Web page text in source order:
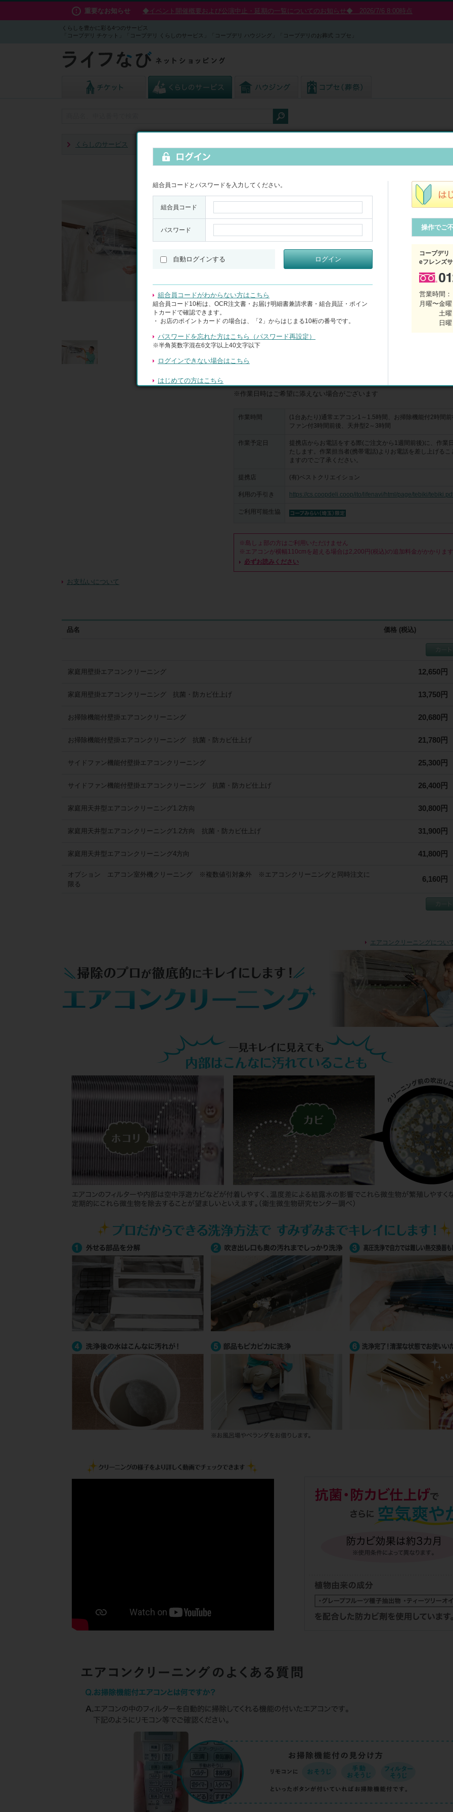
重要なお知らせ ◆イベント開催概要および公演中止・延期の一覧についてのお知らせ◆ 2026/7/6 8:00時点
くらしを豊かに彩る4つのサービス
「コープデリ チケット」「コープデリ くらしのサービス」「コープデリ ハウジング」「コープデリのお葬式 コプセ」
くらしのサービス
◆エアコン内のカビは冷房(結露)により発生します。吹き出し口をご確
家庭用エアコンクリーニング
※この時期は混み合うため、作業日・時間がご希望にそえない場合がござ
【2台申し込みで1台あたり1,100円引、3台以上申し込みで1台あたり2,200
※エアコンの種類を問わず、それぞれ1台目から値引価格が適用されます
※同日同一世帯の作業が対象
※システムの都合上カートには値引前の価格が表示されますが、ご請求の
●抗菌・防カビ仕上げ●
植物由来の成分を配合した抗菌・防カビ剤スプレー仕上げ。効果は約3カ
より異なる)
※作業時は室内換気を行い小さなお子様やペットの入室をお断りします
●エアコン室外機クリーニング(作業時間:1台あたり30～40分)
作業時間
(1台あたり)通常エアコン1～1.5時間、お掃除機能付2時間前
ファン付3時間前後、天井型2～3時間
作業予定日
提携店からお電話をする際(ご注文から1週間前後)に、作業
たします。作業担当者(携帯電話)よりお電話を差し上げるこ
ますのでご了承ください。
提携店 (有)ベストクリエイション
利用の手引き https://cs.coopdeli.coop/ito/lifenavi/html/page/tebiki/
ご利用可能生協
※島しょ部の方はご利用いただけません
※エアコンが横幅110cmを超える場合は2,200円(税込)の追加料金がかかります
※店舗・事務所など業務用のものは別料金の場合がございますのでご相談くだ
2.直前の日程変更・キャンセルの場合、作業予約台数に関わらずキャンセル料
2.駐車スペースがない場合、有料駐車場代のご負担をお願いします。現金を作
2.作業前に組合員さん立ち会いのもと、動作確認、作業箇所の汚れ・キズ・劣
<所要時間>
変質や染色・カビ・水垢などの汚れは、劣化の程度や設置場所などの状況によ
だきます。また作業後の汚水はその場で処理させていただきます
エアコンパネル脱着時、高圧洗浄機使用時に騒音・振動が発生しますので、事
<作業後の確認・ご指摘>
2.作業日から日数が経過してのご指摘の場合、クリーニング作業が原因か特定
るため、当日を含む1週間以内のご連絡をお願いします。なお、1週間を超え
1.作業員の責めに帰すべき事由による損害は、賠償責任保険に基づき保険会社
2.保険適用外の場合は、ご注文いただいたクリーニング金額を上限として賠償
し、クリーニング代金の請求はいたしません
<作業をお断りする場合>
1.機種や製造年度(8～10年経過)、メーカー都合により部品供給が終了している
2.設置場所が吹き抜けなど高い位置にある場合
4.エアコン下にピアノや電化製品、美術品、戸棚や書籍などの家財がある場合
ってある場合
※以上の状態・環境において清掃作業をご依頼される場合、内容をご確認のう
サインをいただいてからの作業となります。なお組合員さんがご了承されても
判断により作業をお断りする場合がございます
必ずお読みください
お支払いについて
品名 価格 (税込)
家庭用壁掛エアコンクリーニング 12,650円
家庭用壁掛エアコンクリーニング 抗菌・防カビ仕上げ 13,750円
お掃除機能付壁掛エアコンクリーニング 20,680円
お掃除機能付壁掛エアコンクリーニング 抗菌・防カビ仕上げ 21,780円
サイドファン機能付壁掛エアコンクリーニング 25,300円
サイドファン機能付壁掛エアコンクリーニング 抗菌・防カビ仕上げ 26,400円
家庭用天井型エアコンクリーニング1.2方向 30,800円
家庭用天井型エアコンクリーニング1.2方向 抗菌・防カビ仕上げ 31,900円
家庭用天井型エアコンクリーニング4方向 41,800円
オプション エアコン室外機クリーニング ※複数値引対象外 ※エアコンクリーニングと同時注文に
限る
6,160円
エアコンクリーニングについ
組合員コードとパスワードを入力してください。
組合員コード
パスワード
自動ログインする ログイン
組合員コードがわからない方はこちら
組合員コード10桁は、OCR注文書・お届け明細書兼請求書・組合員証・ポイン
トカードで確認できます。
・ お店のポイントカード の場合は、「2」からはじまる10桁の番号です。
パスワードを忘れた方はこちら（パスワード再設定）
※半角英数字混在6文字以上40文字以下
ログインできない場合はこちら
はじめての方はこちら
操作でご
コープデリ
eフレンズ
営業時間：
月曜〜金
土
日